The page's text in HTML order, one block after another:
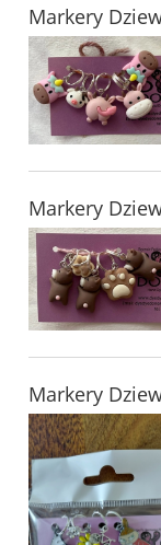
Markery
Markery
Markery